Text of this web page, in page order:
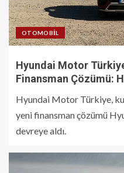
OTOMOBIL
Hyundai Motor
Finansman Çözümü:
Hyundai Motor Türkiye,
yeni finansman çözümü
devreye aldı.